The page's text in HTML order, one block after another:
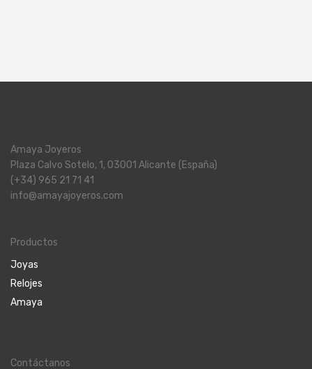
Amaya Joyeros
Plaza Calvo Sotelo, 1, 03001 Alicante (España)
(+34) 965 21 71 41
info@amayajoyeros.com
Productos
Joyas
Relojes
Amaya
Contáctanos